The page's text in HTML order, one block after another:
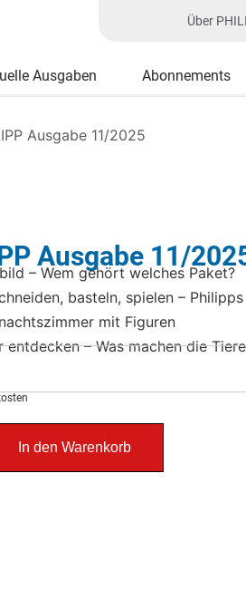
Über
Ausgaben Abonnements
Ausgabe 11/2025
Ausgabe 11/
– Wem gehört welches Paket?
basteln, spielen – Philipps
mit Figuren
entdecken – Was machen die
In den Warenkorb